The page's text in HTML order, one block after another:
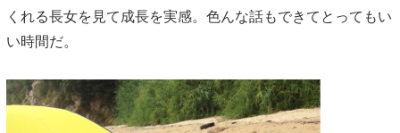
くれる長女を見て成長を実感。色んな話もできてとってもい
い時間だ。